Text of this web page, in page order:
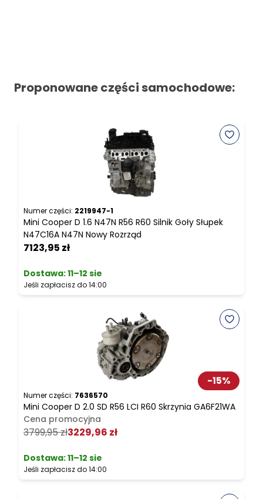
Proponowane części samochodowe:
Numer części: 2219947-1
Mini Cooper D 1.6 N47N R56 R60 Silnik Goły Słupek
N47C16A N47N Nowy Rozrząd
7123,95 zł
Dostawa:11–12 sie
Jeśli zapłacisz do 14:00
-15%
Numer części: 7636570
Mini Cooper D 2.0 SD R56 LCI R60 Skrzynia GA6F21WA
Cena promocyjna
3799,95 zł3229,96 zł
Dostawa:11–12 sie
Jeśli zapłacisz do 14:00